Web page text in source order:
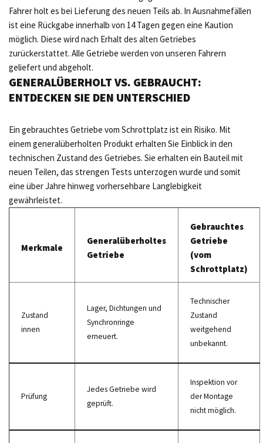
Fahrer holt es bei Lieferung des neuen Teils ab. In Ausnahmefällen
ist eine Rückgabe innerhalb von 14 Tagen gegen eine Kaution
möglich. Diese wird nach Erhalt des alten Getriebes
zurückerstattet. Alle Getriebe werden von unseren Fahrern
geliefert und abgeholt.
GENERALÜBERHOLT VS. GEBRAUCHT:
ENTDECKEN SIE DEN UNTERSCHIED
Ein gebrauchtes Getriebe vom Schrottplatz ist ein Risiko. Mit
einem generalüberholten Produkt erhalten Sie Einblick in den
technischen Zustand des Getriebes. Sie erhalten ein Bauteil mit
neuen Teilen, das strengen Tests unterzogen wurde und somit
eine über Jahre hinweg vorhersehbare Langlebigkeit
gewährleistet.
Merkmale
Generalüberholtes
Getriebe
Gebrauchtes
Getriebe
(vom
Schrottplatz)
Zustand
innen
Lager, Dichtungen und
Synchronringe
erneuert.
Technischer
Zustand
weitgehend
unbekannt.
Prüfung
Jedes Getriebe wird
geprüft.
Inspektion vor
der Montage
nicht möglich.